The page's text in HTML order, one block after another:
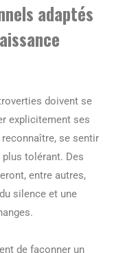
adaptés
doivent se
explicitement ses
se sentir
tolérant. Des
entre autres,
silence et une
de façonner un